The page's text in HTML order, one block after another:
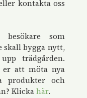
kontakta oss
som
skall bygga nytt,
trädgården.
att möta nya
produkter och
Klickahär.